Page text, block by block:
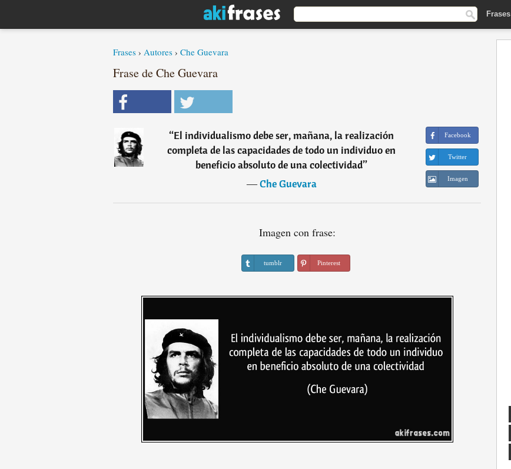
Frases
Frases › Autores › Che Guevara
Frase de Che Guevara
“El individualismo debe ser, mañana, la realización
completa de las capacidades de todo un individuo en
beneficio absoluto de una colectividad”
―Che Guevara
Facebook
Twitter
Imagen
Imagen con frase:
tumblr Pinterest